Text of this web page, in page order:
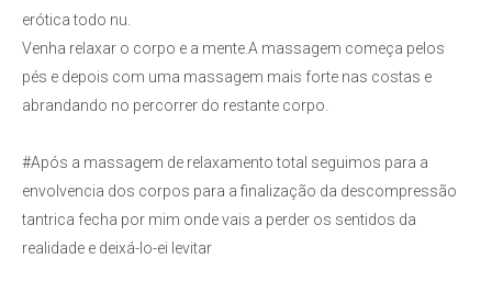
erótica todo nu.
Venha relaxar o corpo e a mente.A massagem começa pelos
pés e depois com uma massagem mais forte nas costas e
abrandando no percorrer do restante corpo.
#Após a massagem de relaxamento total seguimos para a
envolvencia dos corpos para a finalização da descompressão
tantrica fecha por mim onde vais a perder os sentidos da
realidade e deixá-lo-ei levitar